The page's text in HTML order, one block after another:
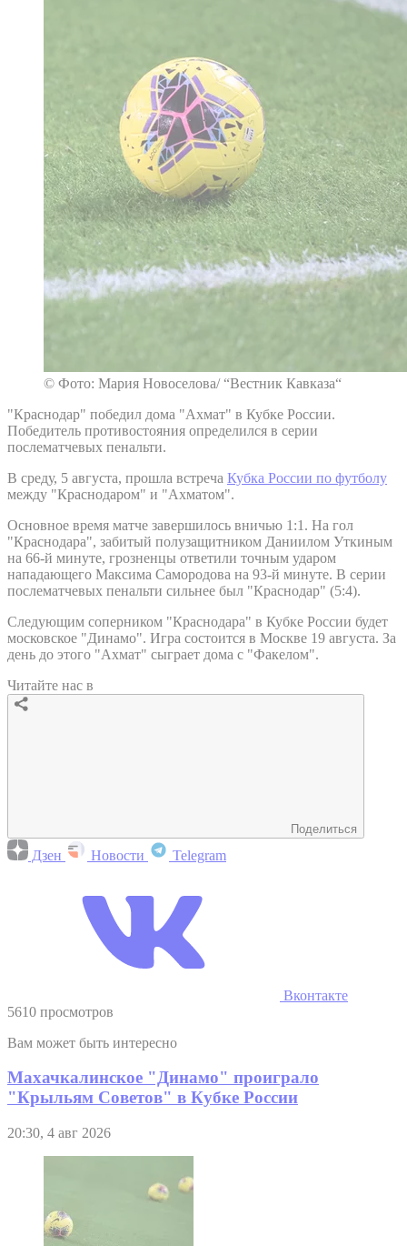
© Фото: Мария Новоселова/ “Вестник Кавказа“
"Краснодар" победил дома "Ахмат" в Кубке России.
Победитель противостояния определился в серии
послематчевых пенальти.
В среду, 5 августа, прошла встреча Кубка России по футболу
между "Краснодаром" и "Ахматом".
Основное время матче завершилось вничью 1:1. На гол
"Краснодара", забитый полузащитником Даниилом Уткиным
на 66-й минуте, грозненцы ответили точным ударом
нападающего Максима Самородова на 93-й минуте. В серии
послематчевых пенальти сильнее был "Краснодар" (5:4).
Следующим соперником "Краснодара" в Кубке России будет
московское "Динамо". Игра состоится в Москве 19 августа. За
день до этого "Ахмат" сыграет дома с "Факелом".
Читайте нас в
Поделиться
Дзен Новости Telegram
Вконтакте
5610 просмотров
Вам может быть интересно
Махачкалинское "Динамо" проиграло
"Крыльям Советов" в Кубке России
20:30, 4 авг 2026